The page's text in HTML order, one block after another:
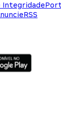
Integridade
RSS